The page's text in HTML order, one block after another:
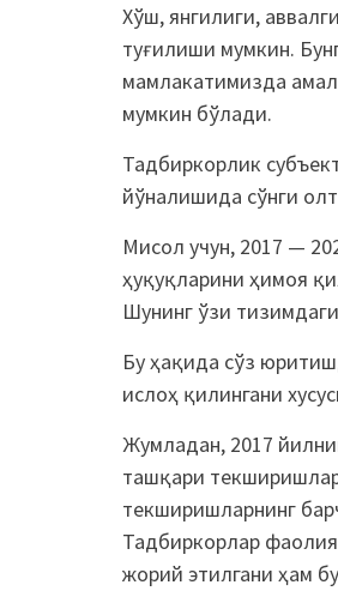
Хўш, янгилиги,
туғилиши мумкин.
мамлакатимизда
мумкин бўлади.
Тадбиркорлик
йўналишида сўнги
Мисол учун, 2017 —
ҳуқуқларини ҳимоя
Шунинг ўзи
Бу ҳақида сўз
ислоҳ қилингани
Жумладан, 2017
ташқари
текширишларнинг
Тадбиркорлар
жорий этилгани ҳам